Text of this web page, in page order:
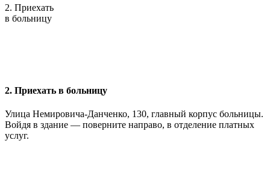
2. Приехать
в больницу
2. Приехать в больницу
Улица Немировича-Данченко, 130, главный корпус больницы.
Войдя в здание — поверните направо, в отделение платных
услуг.